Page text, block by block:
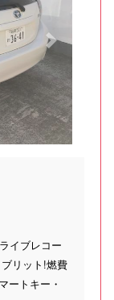
Next
イブレコー
リット!燃費
ートキー・